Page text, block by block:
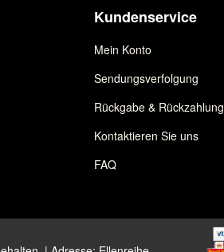
Kundenservice
Mein Konto
Sendungsverfolgung
Rückgabe & Rückzahlung
Kontaktieren Sie uns
FAQ